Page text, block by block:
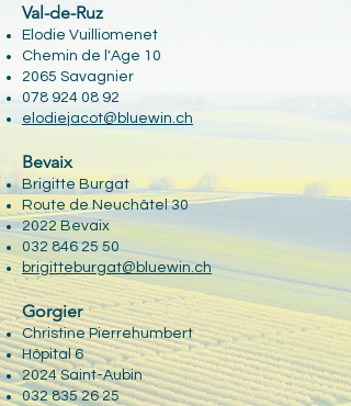
Val-de-Ruz
Elodie Vuilliomenet
Chemin de l'Age 10
2065 Savagnier
078 924 08 92
elodiejacot@bluewin.ch
Bevaix
Brigitte Burgat
Route de Neuchâtel 30
2022 Bevaix
032 846 25 50
brigitteburgat@bluewin.ch
Gorgier
Christine Pierrehumbert
Hôpital 6
2024 Saint-Aubin
032 835 26 25